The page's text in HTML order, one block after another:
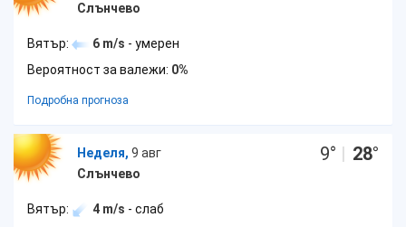
Слънчево
Вятър: 6 m/s - умерен
Вероятност за валежи: 0%
Подробна прогноза
Неделя, 9 авг
Слънчево
9° | 28°
Вятър: 4 m/s - слаб